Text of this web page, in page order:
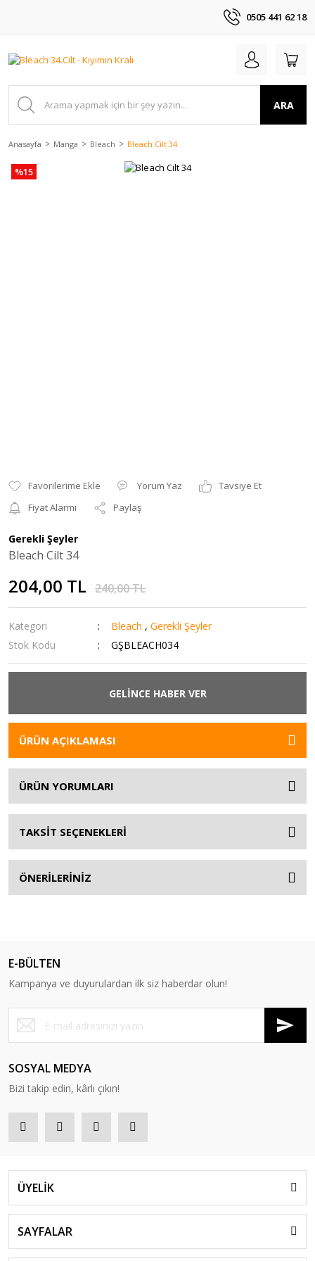
0505 441 62 18
ARA
Anasayfa Manga Bleach Bleach Cilt 34
%15
Yorum Yaz
Tavsiye Et
Fiyat Alarmı
Paylaş
Gerekli Şeyler
Bleach Cilt 34
204,00 TL 240,00 TL
Kategori Bleach ,Gerekli Şeyler
Stok Kodu
GŞBLEACH034
GELİNCE HABER VER
ÜRÜN AÇIKLAMASI
ÜRÜN YORUMLARI
TAKSİT SEÇENEKLERİ
ÖNERİLERİNİZ
E-BÜLTEN
Kampanya ve duyurulardan ilk siz haberdar olun!
SOSYAL MEDYA
Bizi takip edin, kârlı çıkın!
ÜYELİK
SAYFALAR